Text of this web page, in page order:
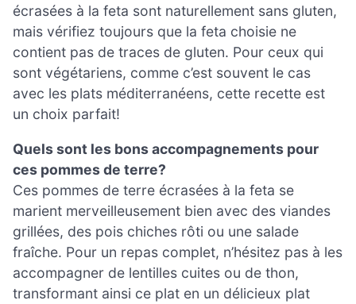
écrasées à la feta sont naturellement sans gluten,
mais vérifiez toujours que la feta choisie ne
contient pas de traces de gluten. Pour ceux qui
sont végétariens, comme c’est souvent le cas
avec les plats méditerranéens, cette recette est
un choix parfait!
Quels sont les bons accompagnements pour
ces pommes de terre?
Ces pommes de terre écrasées à la feta se
marient merveilleusement bien avec des viandes
grillées, des pois chiches rôti ou une salade
fraîche. Pour un repas complet, n’hésitez pas à les
accompagner de lentilles cuites ou de thon,
transformant ainsi ce plat en un délicieux plat